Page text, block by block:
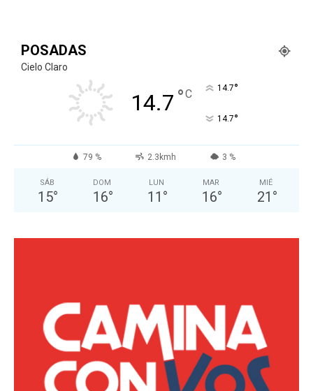
POSADAS
Cielo Claro
14.7 °C 14.7°
14.7°
79 % 2.3kmh 3 %
SÁB
15°
DOM
16°
LUN
11 °
MAR
16°
MIÉ
21 °